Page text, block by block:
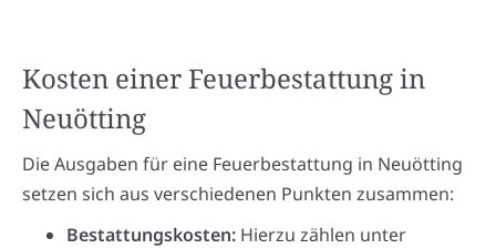
Kosten einer Feuerbestattung in
Neuötting
Die Ausgaben für eine Feuerbestattung in Neuötting
setzen sich aus verschiedenen Punkten zusammen:
Bestattungskosten: Hierzu zählen unter